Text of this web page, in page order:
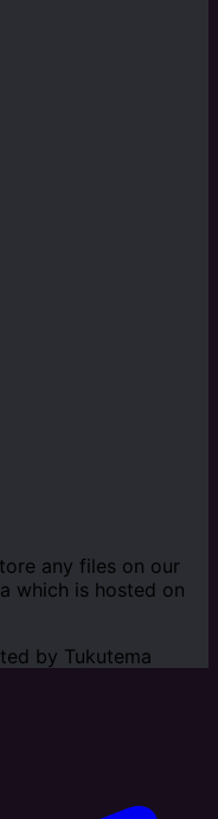
any files on our
which is hosted on
by Tukutema